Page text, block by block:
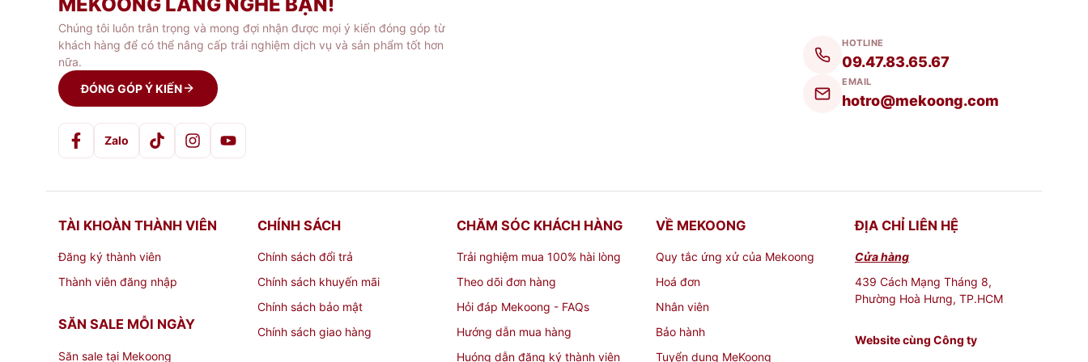
-- Đổ nhẹ rượu vào bình, đợi 10- 15 phút mới được đóng nắp ( Vì đóng nắp ngay lập tức khá rượu còn rộng rãi tạo áp suất bên trong bình khiến cho
Địa chỉ mua Bình ngâm rượu thủy tinh N7-11 Lít giá rẻ TP Hồ Chí Minh
Mekoonglà địa chỉ chuyên cung cấp các loại bình ngâm rượu,
Chúng tôi luôn trân trọng và mong đợi nhận được mọi ý kiến đóng góp từ
khách hàng để có thể nâng cấp trải nghiệm dịch vụ và sản phẩm tốt hơn
nữa.
ĐÓNG GÓP Ý KIẾN
Zalo
HOTLINE
09.47.83.65.67
EMAIL
hotro@mekoong.com
TÀI KHOÀN THÀNH VIÊN
Đăng ký thành viên
Thành viên đăng nhập
SĂN SALE MỖI NGÀY
Săn sale tại Mekoong
CHÍNH SÁCH
Chính sách đổi trả
Chính sách khuyến mãi
Chính sách bảo mật
Chính sách giao hàng
CHĂM SÓC KHÁCH HÀNG
Trải nghiệm mua 100% hài lòng
Theo dõi đơn hàng
Hỏi đáp Mekoong - FAQs
Hướng dẫn mua hàng
Huóng dẫn đăng ký thành viên
VỀ MEKOONG
Quy tắc ứng xử của Mekoong
Hoá đơn
Nhân viên
Bảo hành
Tuyển dụng MeKoong
ĐỊA CHỈ LIÊN HỆ
Cửa hàng
439 Cách Mạng Tháng 8,
Phường Hoà Hưng, TP.HCM
Website cùng Công ty